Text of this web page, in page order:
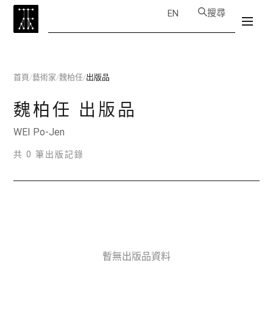
EN 搜尋
首頁/藝術家/魏柏任/出版品
魏柏任 出版品
WEI Po-Jen
共 0 筆出版記錄
暫無出版品資料